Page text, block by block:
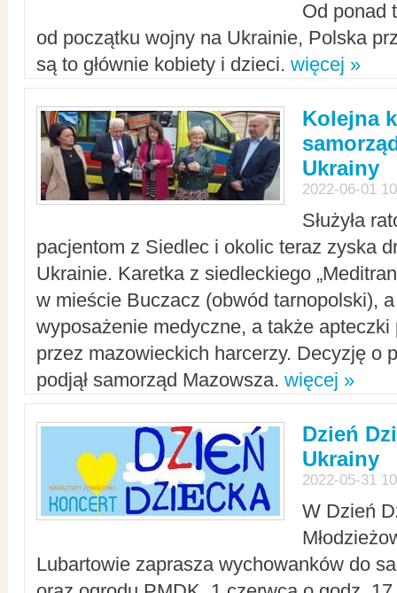
Od ponad
od początku wojny na Ukrainie, Polska
są to głównie kobiety i dzieci. więcej »
Kolejna
Ukrainy
2022-06-01
Służyła
pacjentom z Siedlec i okolic teraz zyska
Ukrainie. Karetka z siedleckiego
w mieście Buczacz (obwód tarnopolski),
wyposażenie medyczne, a także apteczki
przez mazowieckich harcerzy. Decyzję o
podjął samorząd Mazowsza. więcej »
Dzień
Ukrainy
2022-05-31
W Dzień
Lubartowie zaprasza wychowanków do